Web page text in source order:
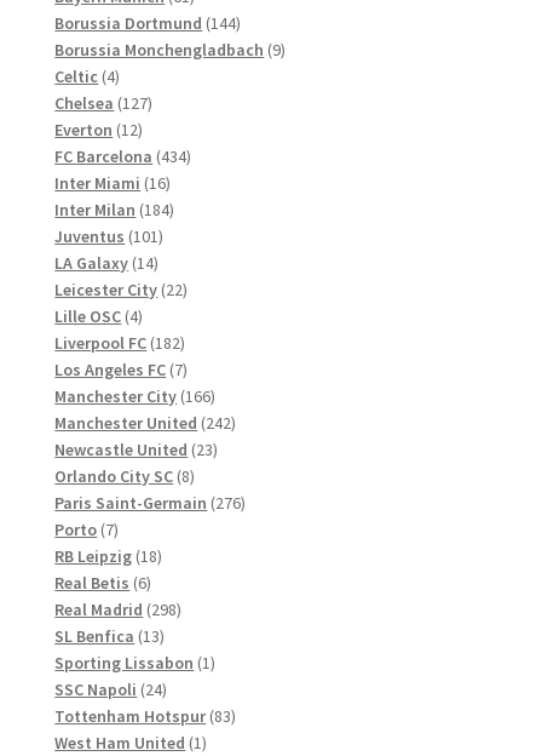
Produkte
Borussia Dortmund 144144
Produkte
Borussia Monchengladbach 99
Celtic 44
Produkte
Chelsea 127127
Everton 1212
Produkte
FC Barcelona 434434
Inter Miami 1616
Produkte
Inter Milan 184184
Juventus 101101
LA Galaxy 1414
Produkte
Leicester City 2222
Lille OSC 44
Produkte
Liverpool FC 182182
Produkte
Los Angeles FC 77
Produkte
Manchester City 166166
Produkte
Manchester United 242242
Newcastle United 2323
Orlando City SC 88
Produkte
Paris Saint-Germain 276276
Porto 77
Produkte
RB Leipzig 1818
Real Betis 66
Produkte
Real Madrid 298298
SL Benfica 1313
Produkte
Sporting Lissabon 11
SSC Napoli 2424
Produkte
Tottenham Hotspur 8383
West Ham United 11